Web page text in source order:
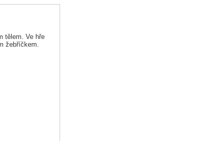
tělem. Ve hře
žebříčkem.